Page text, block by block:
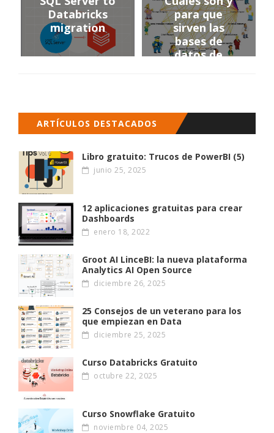
Databricks
migration
para que
sirven las
bases de
datos de
ARTÍCULOS DESTACADOS
Libro gratuito: Trucos de PowerBI (5)
junio 25, 2025
12 aplicaciones gratuitas para crear
Dashboards
enero 18, 2022
Groot AI LinceBI: la nueva plataforma
Analytics AI Open Source
diciembre 26, 2025
25 Consejos de un veterano para los
que empiezan en Data
diciembre 25, 2025
Curso Databricks Gratuito
octubre 22, 2025
Curso Snowflake Gratuito
noviembre 04, 2025